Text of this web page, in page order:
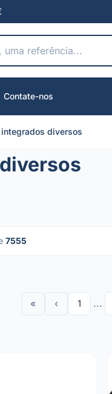
Contate-nos
diversos
7555
« ‹ 1 ...